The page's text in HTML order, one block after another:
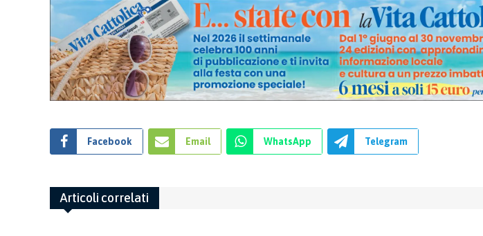
Facebook Email WhatsApp Telegram
Articoli correlati